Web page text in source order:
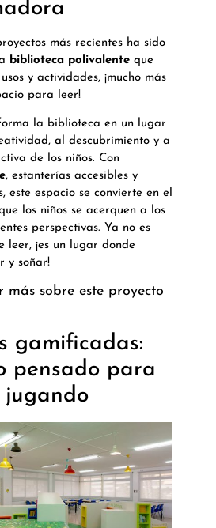
más recientes ha sido
biblioteca polivalente que
y actividades, ¡mucho más
para leer!
la biblioteca en un lugar
al descubrimiento y a
de los niños. Con
, estanterías accesibles y
este espacio se convierte en el
los niños se acerquen a los
perspectivas. Ya no es
leer, ¡es un lugar donde
y soñar!
más sobre este proyecto
gamificadas:
pensado para